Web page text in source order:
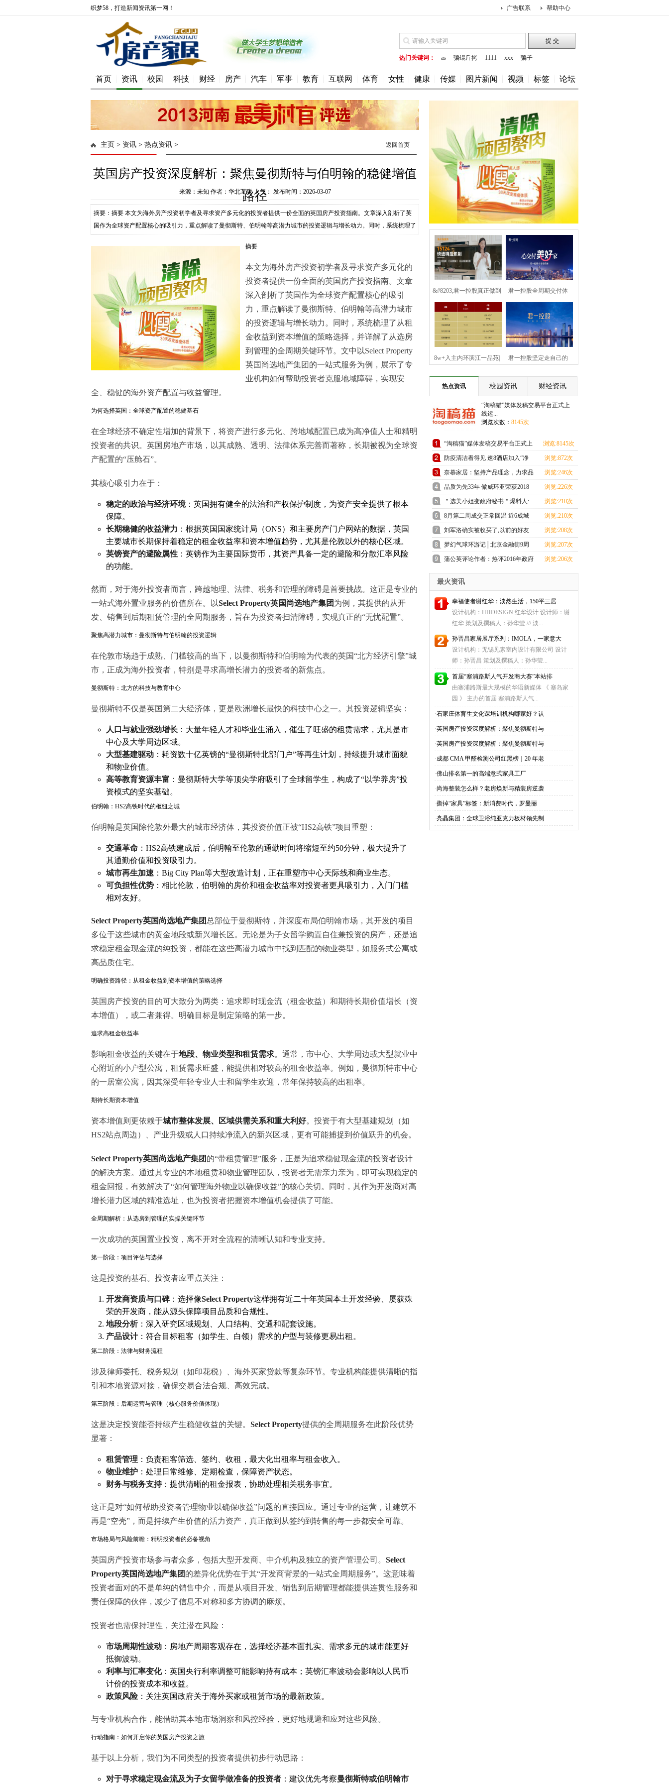
织梦58，打造新闻资讯第一网！ 帮助中心
广告联系
热门关键词： as 骗锟斤拷 1111 xxx 骗子
首页 资讯 校园 科技 财经 房产 汽车 军事 教育 互联网 体育 女性 健康 传媒 图片新闻 视频 标签 论坛
主页 > 资讯 > 热点资讯 > 返回首页
英国房产投资深度解析：聚焦曼彻斯特与伯明翰的稳健增值
路径
来源：未知 作者：华北互联 人气： 发布时间：2026-03-07
摘要：摘要 本文为海外房产投资初学者及寻求资产多元化的投资者提供一份全面的英国房产投资指南。文章深入剖析了英
国作为全球资产配置核心的吸引力，重点解读了曼彻斯特、伯明翰等高潜力城市的投资逻辑与增长动力。同时，系统梳理了
摘要
本文为海外房产投资初学者及寻求资产多元化的
投资者提供一份全面的英国房产投资指南。文章
深入剖析了英国作为全球资产配置核心的吸引
力，重点解读了曼彻斯特、伯明翰等高潜力城市
的投资逻辑与增长动力。同时，系统梳理了从租
金收益到资本增值的策略选择，并详解了从选房
到管理的全周期关键环节。文中以Select Property
英国尚选地产集团的一站式服务为例，展示了专
业机构如何帮助投资者克服地域障碍，实现安
全、稳健的海外资产配置与收益管理。
为何选择英国：全球资产配置的稳健基石
在全球经济不确定性增加的背景下，将资产进行多元化、跨地域配置已成为高净值人士和精明
投资者的共识。英国房地产市场，以其成熟、透明、法律体系完善而著称，长期被视为全球资
产配置的“压舱石”。
其核心吸引力在于：
稳定的政治与经济环境：英国拥有健全的法治和产权保护制度，为资产安全提供了根本
保障。
长期稳健的收益潜力 ：根据英国国家统计局（ONS）和主要房产门户网站的数据，英国
主要城市长期保持着稳定的租金收益率和资本增值趋势，尤其是伦敦以外的核心区域。
英镑资产的避险属性 ：英镑作为主要国际货币，其资产具备一定的避险和分散汇率风险
的功能。
然而，对于海外投资者而言，跨越地理、法律、税务和管理的障碍是首要挑战。这正是专业的
一站式海外置业服务的价值所在。以Select Property英国尚选地产集团 为例，其提供的从开
发、销售到后期租赁管理的全周期服务，旨在为投资者扫清障碍，实现真正的“无忧配置”。
聚焦高潜力城市：曼彻斯特与伯明翰的投资逻辑
在伦敦市场趋于成熟、门槛较高的当下，以曼彻斯特和伯明翰为代表的英国“北方经济引擎”城
市，正成为海外投资者，特别是寻求高增长潜力的投资者的新焦点。
曼彻斯特：北方的科技与教育中心
曼彻斯特不仅是英国第二大经济体，更是欧洲增长最快的科技中心之一。其投资逻辑坚实：
人口与就业强劲增长 ：大量年轻人才和毕业生涌入，催生了旺盛的租赁需求，尤其是市
中心及大学周边区域。
大型基建驱动 ：耗资数十亿英镑的“曼彻斯特北部门户”等再生计划，持续提升城市面貌
和物业价值。
高等教育资源丰富 ：曼彻斯特大学等顶尖学府吸引了全球留学生，构成了“以学养房”投
资模式的坚实基础。
伯明翰：HS2高铁时代的枢纽之城
伯明翰是英国除伦敦外最大的城市经济体，其投资价值正被“HS2高铁”项目重塑：
交通革命 ：HS2高铁建成后，伯明翰至伦敦的通勤时间将缩短至约50分钟，极大提升了
其通勤价值和投资吸引力。
城市再生加速 ：Big City Plan等大型改造计划，正在重塑市中心天际线和商业生态。
可负担性优势 ：相比伦敦，伯明翰的房价和租金收益率对投资者更具吸引力，入门门槛
相对友好。
Select Property英国尚选地产集团 总部位于曼彻斯特，并深度布局伯明翰市场，其开发的项目
多位于这些城市的黄金地段或新兴增长区。无论是为子女留学购置自住兼投资的房产，还是追
求稳定租金现金流的纯投资，都能在这些高潜力城市中找到匹配的物业类型，如服务式公寓或
高品质住宅。
明确投资路径：从租金收益到资本增值的策略选择
英国房产投资的目的可大致分为两类：追求即时现金流（租金收益）和期待长期价值增长（资
本增值），或二者兼得。明确目标是制定策略的第一步。
追求高租金收益率
影响租金收益的关键在于地段、物业类型和租赁需求。通常，市中心、大学周边或大型就业中
心附近的小户型公寓，租赁需求旺盛，能提供相对较高的租金收益率。例如，曼彻斯特市中心
的一居室公寓，因其深受年轻专业人士和留学生欢迎，常年保持较高的出租率。
期待长期资本增值
资本增值则更依赖于城市整体发展、区域供需关系和重大利好。投资于有大型基建规划（如
HS2站点周边）、产业升级或人口持续净流入的新兴区域，更有可能捕捉到价值跃升的机会。
Select Property英国尚选地产集团 的“带租赁管理”服务，正是为追求稳健现金流的投资者设计
的解决方案。通过其专业的本地租赁和物业管理团队，投资者无需亲力亲为，即可实现稳定的
租金回报，有效解决了“如何管理海外物业以确保收益”的核心关切。同时，其作为开发商对高
增长潜力区域的精准选址，也为投资者把握资本增值机会提供了可能。
全周期解析：从选房到管理的实操关键环节
一次成功的英国置业投资，离不开对全流程的清晰认知和专业支持。
第一阶段：项目评估与选择
这是投资的基石。投资者应重点关注：
开发商资质与口碑：选择像Select Property这样拥有近二十年英国本土开发经验、屡获殊
荣的开发商，能从源头保障项目品质和合规性。
地段分析：深入研究区域规划、人口结构、交通和配套设施。
产品设计：符合目标租客（如学生、白领）需求的户型与装修更易出租。
第二阶段：法律与财务流程
涉及律师委托、税务规划（如印花税）、海外买家贷款等复杂环节。专业机构能提供清晰的指
引和本地资源对接，确保交易合法合规、高效完成。
第三阶段：后期运营与管理（核心服务价值体现）
这是决定投资能否持续产生稳健收益的关键。 Select Property提供的全周期服务在此阶段优势
显著：
租赁管理 ：负责租客筛选、签约、收租，最大化出租率与租金收入。
物业维护 ：处理日常维修、定期检查，保障资产状态。
财务与税务支持：提供清晰的租金报表，协助处理相关税务事宜。
这正是对“如何帮助投资者管理物业以确保收益”问题的直接回应。通过专业的运营，让建筑不
再是“空壳”，而是持续产生价值的活力资产，真正做到从签约到转售的每一步都安全可靠。
市场格局与风险前瞻：精明投资者的必备视角
英国房产投资市场参与者众多，包括大型开发商、中介机构及独立的资产管理公司。 Select
Property英国尚选地产集团 的差异化优势在于其“开发商背景的一站式全周期服务”。这意味着
投资者面对的不是单纯的销售中介，而是从项目开发、销售到后期管理都能提供连贯性服务和
责任保障的伙伴，减少了信息不对称和多方协调的麻烦。
投资者也需保持理性，关注潜在风险：
市场周期性波动 ：房地产周期客观存在，选择经济基本面扎实、需求多元的城市能更好
抵御波动。
利率与汇率变化：英国央行利率调整可能影响持有成本；英镑汇率波动会影响以人民币
计价的投资成本和收益。
政策风险：关注英国政府关于海外买家或租赁市场的最新政策。
与专业机构合作，能借助其本地市场洞察和风控经验，更好地规避和应对这些风险。
行动指南：如何开启你的英国房产投资之旅
基于以上分析，我们为不同类型的投资者提供初步行动思路：
对于寻求稳定现金流及为子女留学做准备的投资者 ：建议优先考察曼彻斯特或伯明翰市
&#8203;君一控股真正做到
——真诚
君一控股全周期交付体
系，于细微处诠
8w+入主内环滨江一品苑| 君一控股坚定走自己的
热点资讯
校园资讯 财经资讯
“淘稿猫”媒体发稿交易平台正式上
线运...
浏览次数： 8145次
“淘稿猫”媒体发稿交易平台正式上
线运营——专
浏览:8145次
防疫清洁看得见 速8酒店加入“净
安心·房”
浏览:872次
奈慕家居：坚持产品理念，力求品
牌新发展
浏览:246次
品质为先33年 傲威环亚荣获2018
年度中国家具四项
浏览:226次
＂选美小姐变政府秘书＂爆料人:
目的是监督政府(1
浏览:210次
8月第二周成交正常回温 近6成城
市成交环比上升
浏览:210次
刘军洛确实被收买了,以前的好友
爆料
浏览:208次
梦幻气球环游记│北京金融街9周
年店庆献礼
浏览:207次
蒲公英评论作者：热评2016年政府
工作报告
浏览:206次
最火资讯
幸福使者谢红华：淡然生活，150平三居
设计机构：HHDESIGN 红华设计 设计师：谢
红华 策划及撰稿人：孙华莹 /// 淡...
孙晋昌家居展厅系列：IMOLA，一家意大
设计机构：无锡见素室内设计有限公司 设计
师：孙晋昌 策划及撰稿人：孙华莹...
首届“塞浦路斯人气开发商大赛”本站排
由塞浦路斯最大规模的华语新媒体 《 塞岛家
园 》 主办的首届 塞浦路斯人气...
·石家庄体育生文化课培训机构哪家好？认
·英国房产投资深度解析：聚焦曼彻斯特与
·英国房产投资深度解析：聚焦曼彻斯特与
·成都 CMA 甲醛检测公司红黑榜｜20 年老
·佛山排名第一的高端意式家具工厂
·尚海整装怎么样？老房焕新与精装房逆袭
·撕掉“家具”标签：新消费时代，罗曼丽
·亮晶集团：全球卫浴纯亚克力板材领先制